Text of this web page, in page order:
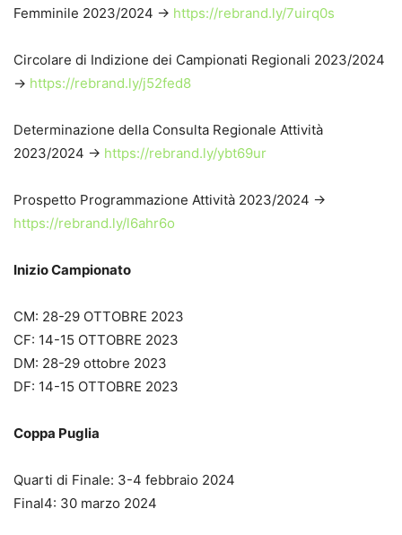
Femminile 2023/2024 -> https://rebrand.ly/7uirq0s
Circolare di Indizione dei Campionati Regionali 2023/2024
-> https://rebrand.ly/j52fed8
Determinazione della Consulta Regionale Attività
2023/2024 -> https://rebrand.ly/ybt69ur
Prospetto Programmazione Attività 2023/2024 ->
https://rebrand.ly/l6ahr6o
Inizio Campionato
CM: 28-29 OTTOBRE 2023
CF: 14-15 OTTOBRE 2023
DM: 28-29 ottobre 2023
DF: 14-15 OTTOBRE 2023
Coppa Puglia
Quarti di Finale: 3-4 febbraio 2024
Final4: 30 marzo 2024